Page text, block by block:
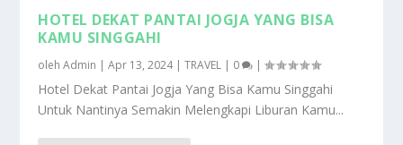
HOTEL DEKAT PANTAI JOGJA YANG BISA
KAMU SINGGAHI
olehAdmin |Apr 13, 2024|TRAVEL | 0 |
Hotel Dekat Pantai Jogja Yang Bisa Kamu Singgahi
Untuk Nantinya Semakin Melengkapi Liburan Kamu...